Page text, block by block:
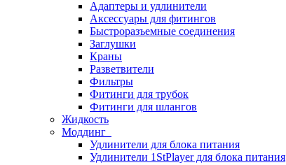
Адаптеры и удлинители
Аксессуары для фитингов
Быстроразъемные соединения
Заглушки
Краны
Разветвители
Фильтры
Фитинги для трубок
Фитинги для шлангов
Жидкость
Моддинг
Удлинители для блока питания
Удлинители 1StPlayer для блока питания